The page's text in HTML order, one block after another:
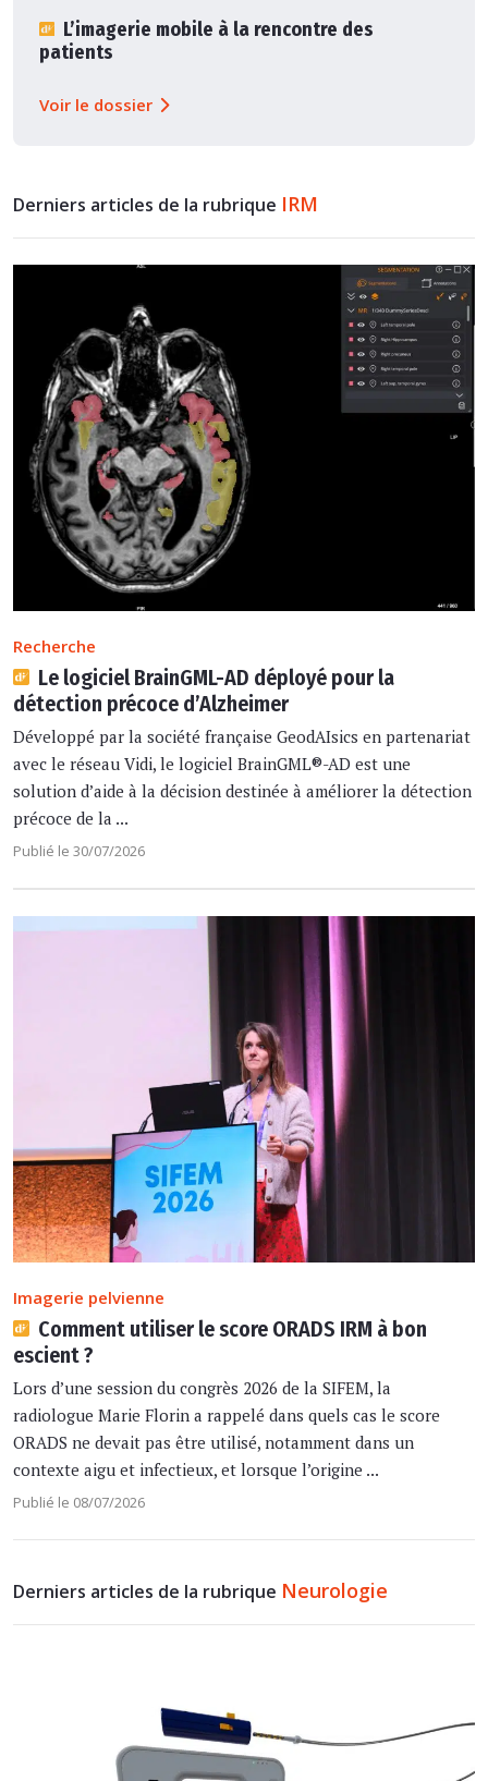
L’imagerie mobile à la rencontre des
patients
Voir le dossier
Derniers articles de la rubrique IRM
Recherche
Le logiciel BrainGML-AD déployé pour la
détection précoce d’Alzheimer
Développé par la société française GeodAIsics en partenariat
avec le réseau Vidi, le logiciel BrainGML®-AD est une
solution d’aide à la décision destinée à améliorer la détection
précoce de la ...
Publié le 30/07/2026
Imagerie pelvienne
Comment utiliser le score ORADS IRM à bon
escient ?
Lors d’une session du congrès 2026 de la SIFEM, la
radiologue Marie Florin a rappelé dans quels cas le score
ORADS ne devait pas être utilisé, notamment dans un
contexte aigu et infectieux, et lorsque l’origine ...
Publié le 08/07/2026
Derniers articles de la rubrique Neurologie